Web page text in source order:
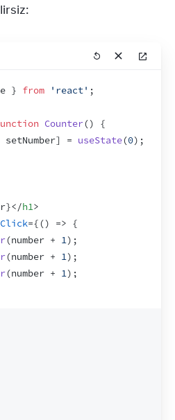
} from 'react' ;
Counter()
{
setNumber] = useState(0) ;
}</h1>
={() => {
(number + 1) ;
(number + 1) ;
(number + 1) ;